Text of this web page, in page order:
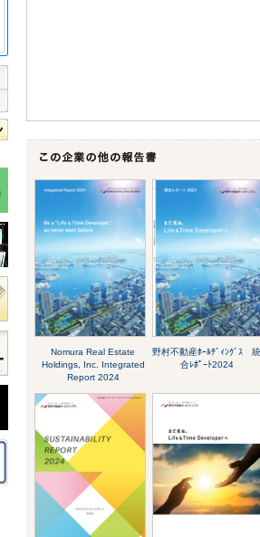
Nomura Real Estate
Holdings, Inc. Integrated
Report 2024
野村不動産ﾎｰﾙﾃﾞｨﾝｸﾞｽ
合ﾚﾎﾟｰﾄ2024